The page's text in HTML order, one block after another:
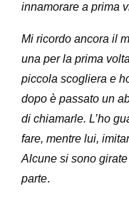
innamorare a prima
Mi ricordo ancora il
una per la prima
piccola scogliera e
dopo è passato un
di chiamarle. L’ho
fare, mentre lui,
Alcune si sono
parte.